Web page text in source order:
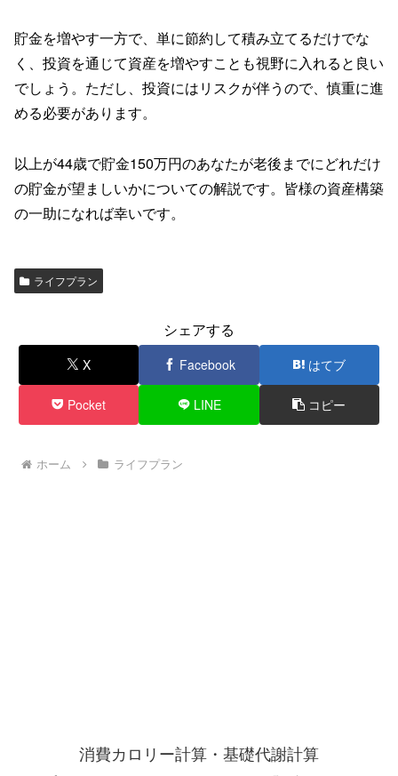
貯金を増やす一方で、単に節約して積み立てるだけでな
く、投資を通じて資産を増やすことも視野に入れると良い
でしょう。ただし、投資にはリスクが伴うので、慎重に進
める必要があります。
以上が44歳で貯金150万円のあなたが老後までにどれだけ
の貯金が望ましいかについての解説です。皆様の資産構築
の一助になれば幸いです。
ライフプラン
シェアする
X Facebook はてブ
Pocket LINE コピー
ホーム ライフプラン
消費カロリー計算・基礎代謝計算